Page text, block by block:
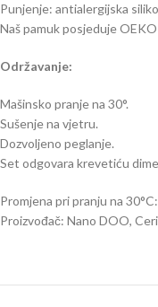
Punjenje: antialergijska
Naš pamuk posjeduje
Održavanje:
Mašinsko pranje na 30°.
Sušenje na vjetru.
Dozvoljeno peglanje.
Set odgovara krevetiću
Promjena pri pranju na
Proizvođač: Nano DOO,